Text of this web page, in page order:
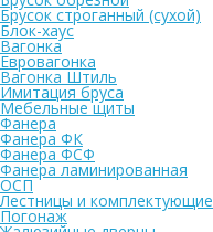
Брусок строганный (сухой)
Блок-хаус
Вагонка
Евровагонка
Вагонка Штиль
Имитация бруса
Мебельные щиты
Фанера
Фанера ФК
Фанера ФСФ
Фанера ламинированная
ОСП
Лестницы и комплектующие
Погонаж